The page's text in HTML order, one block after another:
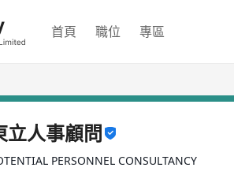
首頁 職位 專區
立人事顧問
PERSONNEL CONSULTANCY